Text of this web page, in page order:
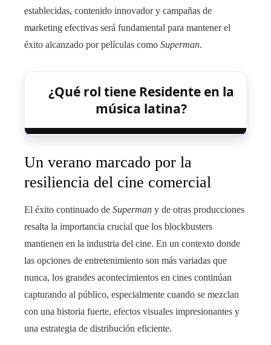
establecidas, contenido innovador y campañas de
marketing efectivas será fundamental para mantener el
éxito alcanzado por películas como Superman.
¿Qué rol tiene Residente en la
música latina?
Un verano marcado por la
resiliencia del cine comercial
El éxito continuado de Superman y de otras producciones
resalta la importancia crucial que los blockbusters
mantienen en la industria del cine. En un contexto donde
las opciones de entretenimiento son más variadas que
nunca, los grandes acontecimientos en cines continúan
capturando al público, especialmente cuando se mezclan
con una historia fuerte, efectos visuales impresionantes y
una estrategia de distribución eficiente.